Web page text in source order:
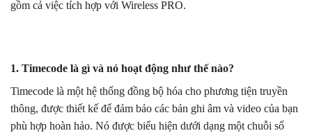
gồm cả việc tích hợp với Wireless PRO.
1. Timecode là gì và nó hoạt động như thế nào?
Timecode là một hệ thống đồng bộ hóa cho phương tiện truyền
thông, được thiết kế để đảm bảo các bản ghi âm và video của bạn
phù hợp hoàn hảo. Nó được biểu hiện dưới dạng một chuỗi số